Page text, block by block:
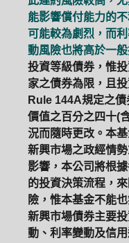
能影響償付能力的
可能較為劇烈，而
動風險也將高於一
投資等級債券，惟
家之債券為限，且
Rule 144A規定之
價值之百分之四十(
況而隨時更改。本
新興市場之政經情
影響，本公司將根
的投資決策流程，
險，惟本基金不能
新興市場債券主要
動、利率變動及信